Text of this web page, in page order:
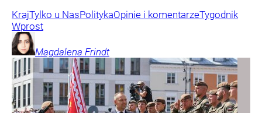
KrajTylko u NasPolitykaOpinie i komentarzeTygodnik
Wprost
Magdalena Frindt